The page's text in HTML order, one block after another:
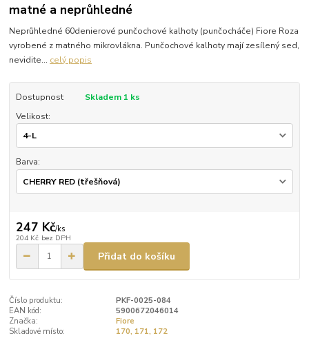
matné a neprůhledné
Neprůhledné 60denierové punčochové kalhoty (punčocháče) Fiore Roza
vyrobené z matného mikrovlákna. Punčochové kalhoty mají zesílený sed,
nevidite... celý popis
Dostupnost
Skladem 1 ks
Velikost:
Barva:
247 Kč/ks
204 Kč bez DPH
Přidat do košíku
Číslo produktu:
PKF-0025-084
EAN kód:
5900672046014
Značka:
Fiore
Skladové místo:
170, 171, 172